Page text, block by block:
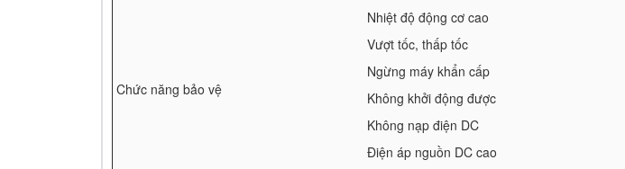
Chức năng bảo vệ
Nhiệt độ động cơ cao
Vượt tốc, thấp tốc
Ngừng máy khẩn cấp
Không khởi động được
Không nạp điện DC
Điện áp nguồn DC cao